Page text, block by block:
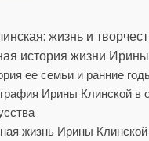
жизнь и
история жизни
ее семьи и ранние
Ирины Клинской в
жизнь Ирины Клинской